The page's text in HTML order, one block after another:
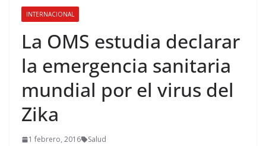
INTERNACIONAL
La OMS estudia declarar
la emergencia sanitaria
mundial por el virus del
Zika
1 febrero, 2016 Salud